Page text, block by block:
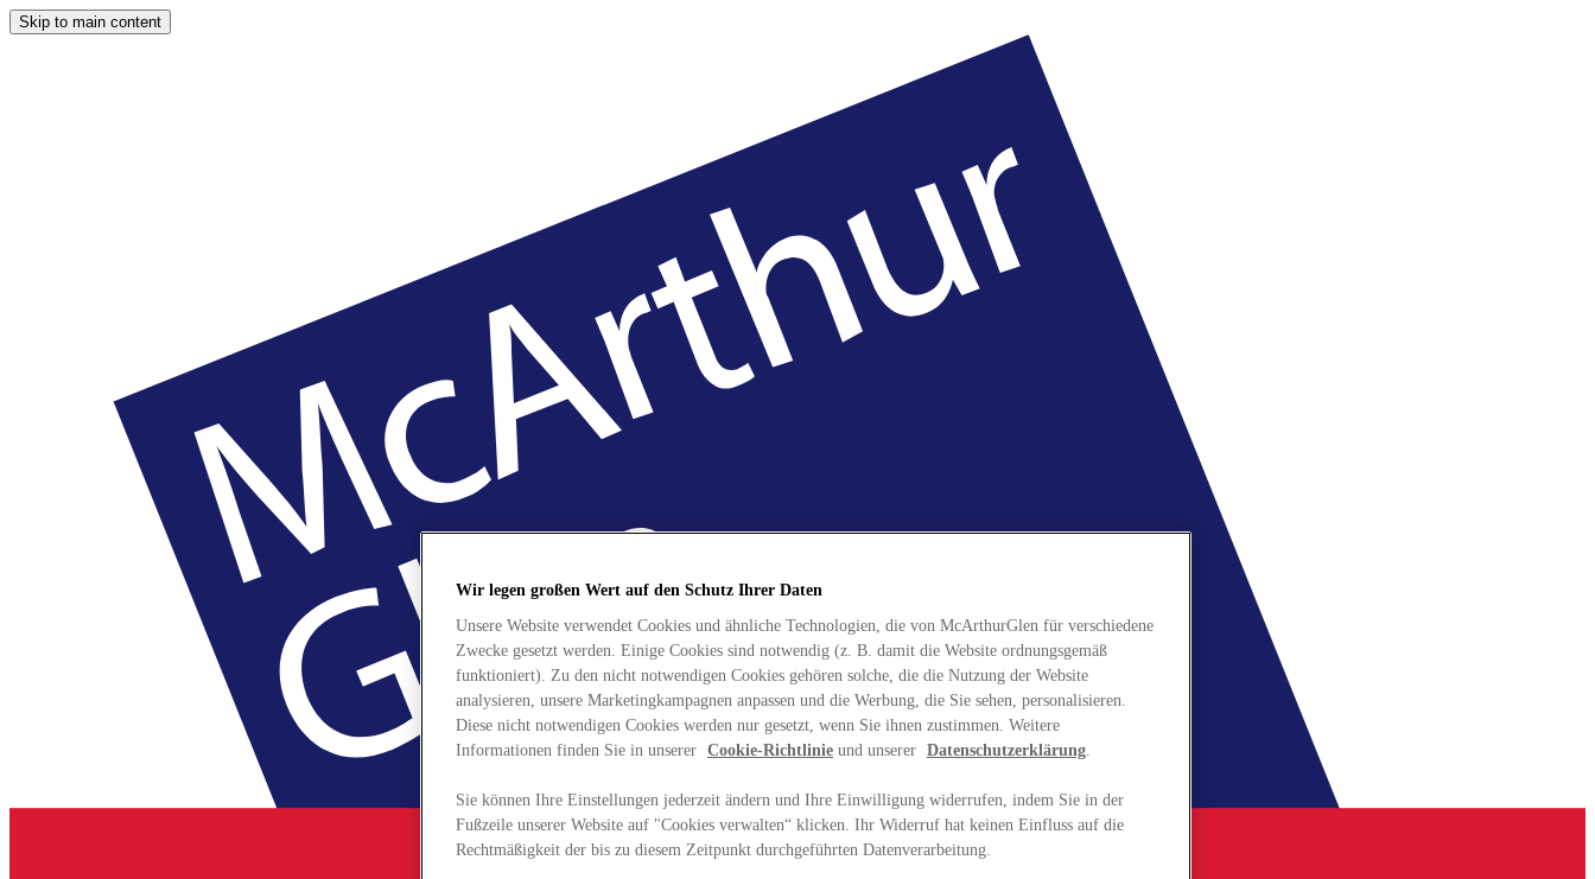
Skip to main content
Wir legen großen Wert auf den Schutz Ihrer Daten
Unsere Website verwendet Cookies und ähnliche Technologien, die von McArthurGlen für verschiedene
Zwecke gesetzt werden. Einige Cookies sind notwendig (z. B. damit die Website ordnungsgemäß
funktioniert). Zu den nicht notwendigen Cookies gehören solche, die die Nutzung der Website
analysieren, unsere Marketingkampagnen anpassen und die Werbung, die Sie sehen, personalisieren.
Diese nicht notwendigen Cookies werden nur gesetzt, wenn Sie ihnen zustimmen. Weitere
Informationen finden Sie in unserer Cookie-Richtlinie und unserer Datenschutzerklärung.
Sie können Ihre Einstellungen jederzeit ändern und Ihre Einwilligung widerrufen, indem Sie in der
Fußzeile unserer Website auf "Cookies verwalten“ klicken. Ihr Widerruf hat keinen Einfluss auf die
Rechtmäßigkeit der bis zu diesem Zeitpunkt durchgeführten Datenverarbeitung.